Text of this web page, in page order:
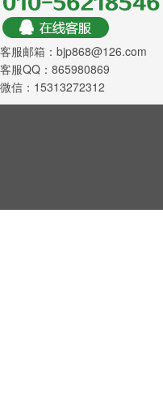
客服邮箱：bjp868@126.com
客服QQ：865980869
微信：15313272312